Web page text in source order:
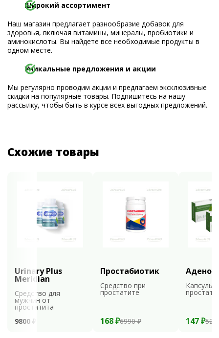
Широкий ассортимент
Наш магазин предлагает разнообразие добавок для
здоровья, включая витамины, минералы, пробиотики и
аминокислоты. Вы найдете все необходимые продукты в
одном месте.
Уникальные предложения и акции
Мы регулярно проводим акции и предлагаем эксклюзивные
скидки на популярные товары. Подпишитесь на нашу
рассылку, чтобы быть в курсе всех выгодных предложений.
Схожие товары
Urinary Plus
Meridian
Средство для
мужчин от
простатита
9800 ₽
Простабиотик
Средство при
простатите
168 ₽6990 ₽
Капсулы
147 ₽